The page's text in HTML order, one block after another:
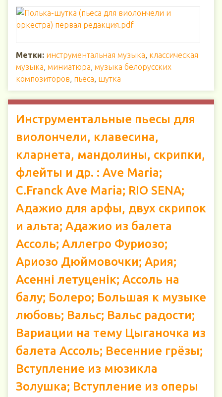
Метки: инструментальная музыка, классическая
музыка, миниатюра, музыка белорусских
композиторов, пьеса, шутка
Инструментальные пьесы для
виолончели, клавесина,
кларнета, мандолины, скрипки,
флейты и др. : Ave Maria;
C.Franck Ave Maria; RIO SENA;
Адажио для арфы, двух скрипок
и альта; Адажио из балета
Ассоль; Аллегро Фуриозо;
Ариозо Дюймовочки; Ария;
Асенні летуценік; Ассоль на
балу; Болеро; Большая к музыке
любовь; Вальс; Вальс радости;
Вариации на тему Цыганочка из
балета Ассоль; Весенние грёзы;
Вступление из мюзикла
Золушка; Вступление из оперы